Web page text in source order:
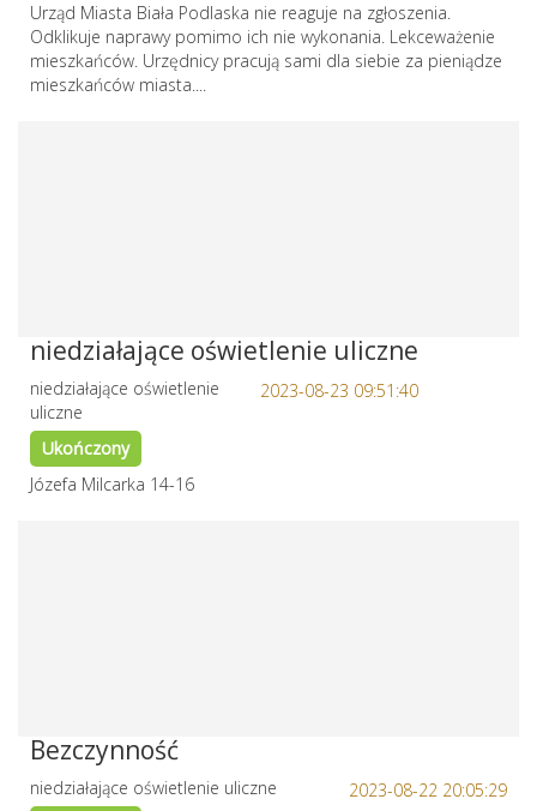
Urząd Miasta Biała Podlaska nie reaguje na zgłoszenia.
Odklikuje naprawy pomimo ich nie wykonania. Lekceważenie
mieszkańców. Urzędnicy pracują sami dla siebie za pieniądze
mieszkańców miasta....
niedziałające oświetlenie uliczne
2023-08-23 09:51:40
niedziałające oświetlenie
uliczne
Ukończony
Józefa Milcarka 14-16
Bezczynność
2023-08-22 20:05:29
niedziałające oświetlenie uliczne